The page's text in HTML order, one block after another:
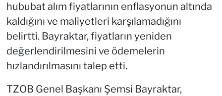
hububat alım fiyatlarının enflasyonun altında
kaldığını ve maliyetleri karşılamadığını
belirtti. Bayraktar, fiyatların yeniden
değerlendirilmesini ve ödemelerin
hızlandırılmasını talep etti.
TZOB Genel Başkanı Şemsi Bayraktar,